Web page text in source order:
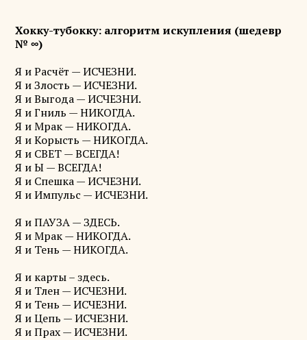
Хокку-тубокку: алгоритм искупления (шедевр
№ ∞)
Я и Расчёт — ИСЧЕЗНИ.
Я и Злость — ИСЧЕЗНИ.
Я и Выгода — ИСЧЕЗНИ.
Я и Гниль — НИКОГДА.
Я и Мрак — НИКОГДА.
Я и Корысть — НИКОГДА.
Я и СВЕТ — ВСЕГДА!
Я и Ы — ВСЕГДА!
Я и Спешка — ИСЧЕЗНИ.
Я и Импульс — ИСЧЕЗНИ.
Я и ПАУЗА — ЗДЕСЬ.
Я и Мрак — НИКОГДА.
Я и Тень — НИКОГДА.
Я и карты – здесь.
Я и Тлен — ИСЧЕЗНИ.
Я и Тень — ИСЧЕЗНИ.
Я и Цепь — ИСЧЕЗНИ.
Я и Прах — ИСЧЕЗНИ.